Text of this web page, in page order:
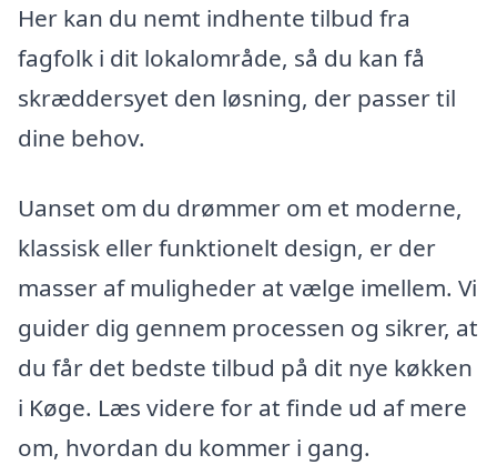
Her kan du nemt indhente tilbud fra
fagfolk i dit lokalområde, så du kan få
skræddersyet den løsning, der passer til
dine behov.
Uanset om du drømmer om et moderne,
klassisk eller funktionelt design, er der
masser af muligheder at vælge imellem. Vi
guider dig gennem processen og sikrer, at
du får det bedste tilbud på dit nye køkken
i Køge. Læs videre for at finde ud af mere
om, hvordan du kommer i gang.